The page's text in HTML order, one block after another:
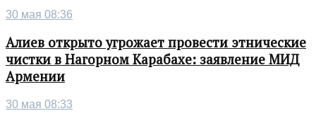
30 мая 08:36
Алиев открыто угрожает провести этнические
чистки в Нагорном Карабахе: заявление МИД
Армении
30 мая 08:33